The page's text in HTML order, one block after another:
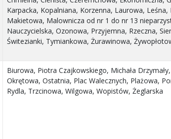
Karpacka, Kopalniana, Korzenna, Laurowa,
Makietowa, Malownicza od nr 1 do nr 13
Nauczycielska, Ozonowa, Przyjemna, Rzeczna,
Świtezianki, Tymiankowa, Żurawinowa,
Biurowa, Piotra Czajkowskiego, Michała
Okrętowa, Ostatnia, Plac Walecznych, Plażowa,
Rydla, Trzcinowa, Wilgowa, Wopistów, Żeglarska